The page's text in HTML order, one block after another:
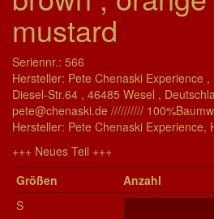
mustard
Seriennr.: 566
Hersteller: Pete Chenaski Experience
Diesel-Str.64 , 46485 Wesel ,
pete@chenaski.de //////////
Her­stel­ler: Pete Chenaski Experience,
+++ Neues Teil +++
Grö­ßen
Anzahl
S